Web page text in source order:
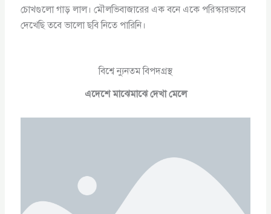
চোখগুলো গাড় লাল। মৌলভিবাজারের এক বনে একে পরিস্কারভাবে
দেখেছি তবে ভালো ছবি নিতে পারিনি।
বিশ্বে ন্যুনতম বিপদগ্রস্থ
এদেশে মাঝেমাঝে দেখা মেলে